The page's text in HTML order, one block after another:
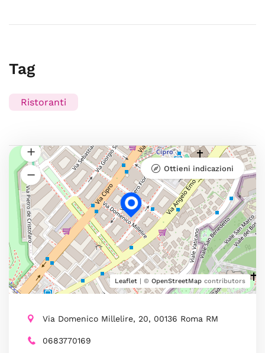
Tag
Ristoranti
Leaflet | © OpenStreetMap contributors
Ottieni indicazioni
Via Domenico Millelire, 20, 00136 Roma RM
0683770169